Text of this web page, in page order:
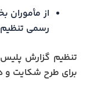
از
رسمی
تنظیم گزارش
برای طرح شکایت